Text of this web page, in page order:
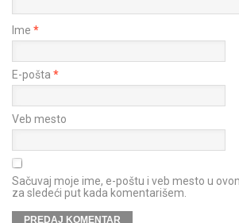
Ime *
E-pošta *
Veb mesto
Sačuvaj moje ime, e-poštu i veb mesto u
za sledeći put kada komentarišem.